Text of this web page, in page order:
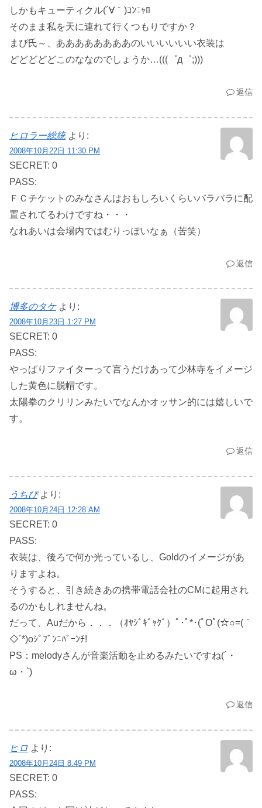
しかもキューティクル(´∀｀)ｺﾝﾆｬﾛ
そのまま私を天に連れて行くつもりですか？
まぴ氏～、ああああああああのいいいいいい衣装は
どどどどどこのななのでしょうか…(((゜д゜;)))
返信
ヒロラー総統 より:
2008年10月22日 11:30 PM
SECRET: 0
PASS:
ＦＣチケットのみなさんはおもしろいくらいバラバラに配
置されてるわけですね・・・
なれあいは会場内ではむりっぽいなぁ（苦笑）
返信
博多のタケ より:
2008年10月23日 1:27 PM
SECRET: 0
PASS:
やっぱりファイターって言うだけあって少林寺をイメージ
した黄色に脱帽です。
太陽拳のクリリンみたいでなんかオッサン的には嬉しいで
す。
返信
うちぴ より:
2008年10月24日 12:28 AM
SECRET: 0
PASS:
衣装は、後ろで何か光っているし、Goldのイメージがあ
りますよね。
そうすると、引き続きあの携帯電話会社のCMに起用され
るのかもしれませんね。
だって、Auだから．．．（ｵﾔｼﾞｷﾞｬｸﾞ）ﾟ･ﾟ*･(ﾟOﾟ(☆○=(｀
◇´*)oｼﾞﾌﾞﾝﾆﾊﾟｰﾝﾁ!
PS：melodyさんが音楽活動を止めるみたいですね(´・
ω・`)
返信
ヒロ より:
2008年10月24日 8:49 PM
SECRET: 0
PASS: